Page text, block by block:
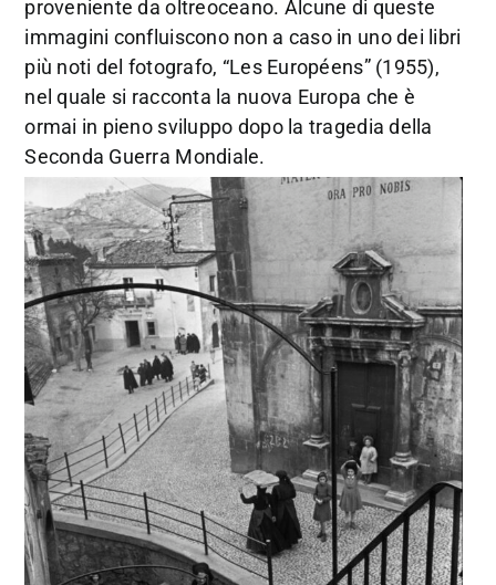
proveniente da oltreoceano. Alcune di queste
immagini confluiscono non a caso in uno dei libri
più noti del fotografo, “Les Européens” (1955),
nel quale si racconta la nuova Europa che è
ormai in pieno sviluppo dopo la tragedia della
Seconda Guerra Mondiale.